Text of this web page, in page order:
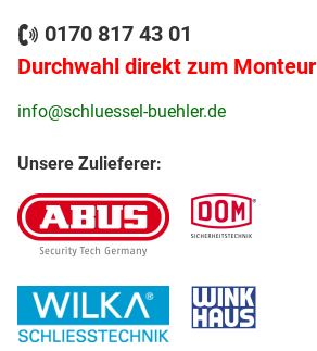
0170 817 43 01
Durchwahl direkt zum Monteur
info@schluessel-buehler.de
Unsere Zulieferer: